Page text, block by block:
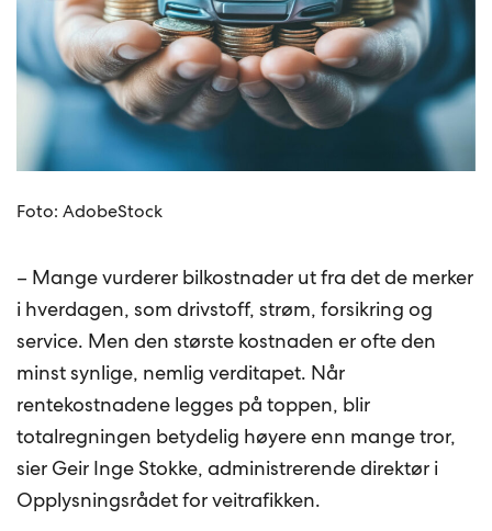
Foto: AdobeStock
– Mange vurderer bilkostnader ut fra det de merker
i hverdagen, som drivstoff, strøm, forsikring og
service. Men den største kostnaden er ofte den
minst synlige, nemlig verditapet. Når
rentekostnadene legges på toppen, blir
totalregningen betydelig høyere enn mange tror,
sier Geir Inge Stokke, administrerende direktør i
Opplysningsrådet for veitrafikken.